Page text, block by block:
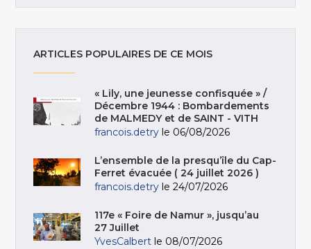
ARTICLES POPULAIRES DE CE MOIS
« Lily, une jeunesse confisquée » /
Décembre 1944 : Bombardements
de MALMEDY et de SAINT - VITH
francois.detry le 06/08/2026
L’ensemble de la presqu’île du Cap-
Ferret évacuée ( 24 juillet 2026 )
francois.detry le 24/07/2026
117e « Foire de Namur », jusqu’au
27 Juillet
YvesCalbert le 08/07/2026